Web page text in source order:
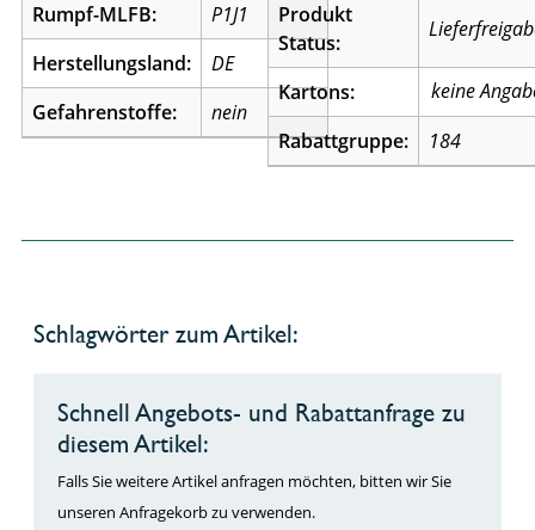
Rumpf-MLFB:
P1J1
Herstellungsland:
DE
Gefahrenstoffe:
nein
Produkt
Status:
Kartons:
Rabattgruppe:
184
Schlagwörter zum Artikel:
Schnell Angebots- und Rabattanfrage zu
diesem Artikel:
Falls Sie weitere Artikel anfragen möchten, bitten wir Sie
unseren Anfragekorb zu verwenden.